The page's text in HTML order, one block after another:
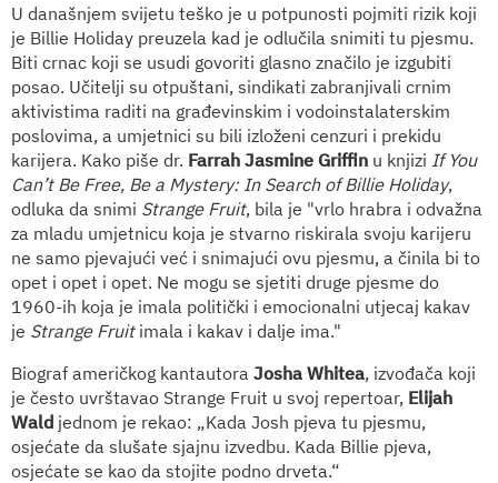
U današnjem svijetu teško je u potpunosti pojmiti rizik koji
je Billie Holiday preuzela kad je odlučila snimiti tu pjesmu.
Biti crnac koji se usudi govoriti glasno značilo je izgubiti
posao. Učitelji su otpuštani, sindikati zabranjivali crnim
aktivistima raditi na građevinskim i vodoinstalaterskim
poslovima, a umjetnici su bili izloženi cenzuri i prekidu
karijera. Kako piše dr. Farrah Jasmine Griffin u knjizi If You
Can’t Be Free, Be a Mystery: In Search of Billie Holiday,
odluka da snimi Strange Fruit, bila je "vrlo hrabra i odvažna
za mladu umjetnicu koja je stvarno riskirala svoju karijeru
ne samo pjevajući već i snimajući ovu pjesmu, a činila bi to
opet i opet i opet. Ne mogu se sjetiti druge pjesme do
1960-ih koja je imala politički i emocionalni utjecaj kakav
je Strange Fruitimala i kakav i dalje ima."
Biograf američkog kantautora Josha Whitea, izvođača koji
je često uvrštavao Strange Fruit u svoj repertoar, Elijah
Wald jednom je rekao: „Kada Josh pjeva tu pjesmu,
osjećate da slušate sjajnu izvedbu. Kada Billie pjeva,
osjećate se kao da stojite podno drveta.“